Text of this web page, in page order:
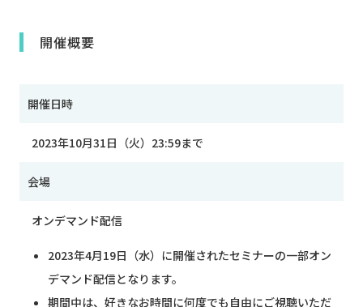
開催概要
開催日時
2023年10月31日（火）23:59まで
会場
オンデマンド配信
2023年4月19日（水）に開催されたセミナーの一部オン
デマンド配信となります。
期間中は、好きなお時間に何度でも自由にご視聴いただ